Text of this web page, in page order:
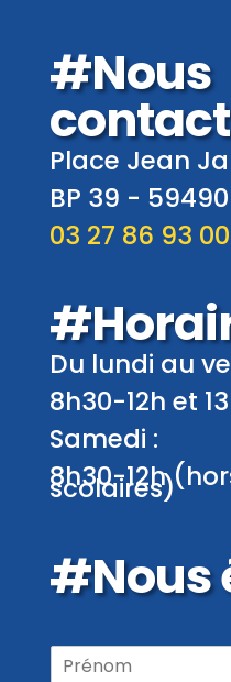
#Nous
Place Jean
BP 39 - 59490
03 27 86 93 00
Du lundi au
8h30-12h et
Samedi :
8h30-12h
scolaires)
#Nous
P